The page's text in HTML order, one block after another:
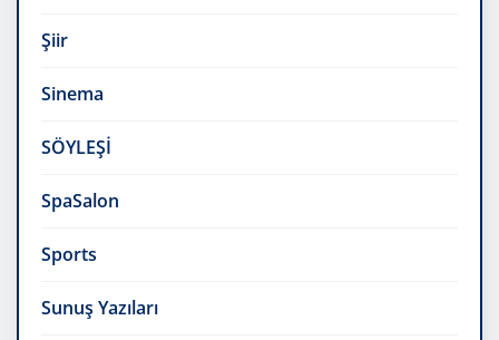
Şiir
Sinema
SÖYLEŞİ
SpaSalon
Sports
Sunuş Yazıları